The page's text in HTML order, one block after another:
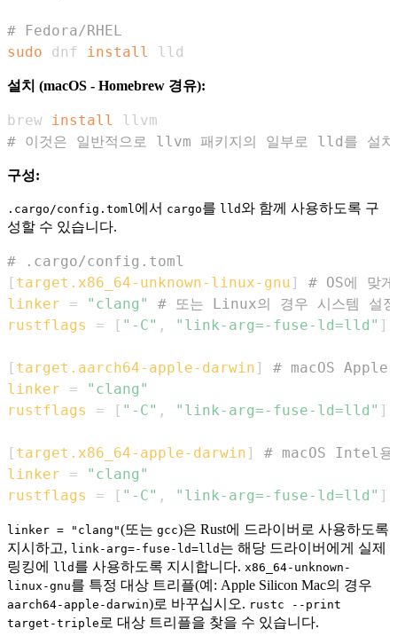
# Fedora/RHEL
sudo dnf install lld
설치 (macOS - Homebrew 경유):
brew install
# 이것은 일반적으로 llvm 패키지의 일부로 lld를 설치
구성:
.cargo/config.toml에서 cargo를 lld와 함께 사용하도록 구
성할 수 있습니다.
# .cargo/config.toml
[ target.x86_64-unknown-linux-gnu ]
# OS에 맞
linker
= "clang"
# 또는 Linux의 경우 시스템 설
rustflags
= [ "-C" , "link-arg=-fuse-ld=lld" ]
[ target.aarch64-apple-darwin ]
# macOS
linker
=
"clang"
rustflags
= [ "-C" , "link-arg=-fuse-ld=lld" ]
[ target.x86_64-apple-darwin ]
# macOS Intel용
linker
=
"clang"
rustflags
= [ "-C" , "link-arg=-fuse-ld=lld" ]
linker = "clang"(또는 gcc)은 Rust에 드라이버로 사용하도록
지시하고, link-arg=-fuse-ld=lld 는 해당 드라이버에게 실제
링킹에
lld 를 사용하도록 지시합니다. x86_64-unknown-
linux-gnu를 특정 대상 트리플(예: Apple Silicon Mac의 경우
aarch64-apple-darwin)로 바꾸십시오. rustc --print
target-triple로 대상 트리플을 찾을 수 있습니다.